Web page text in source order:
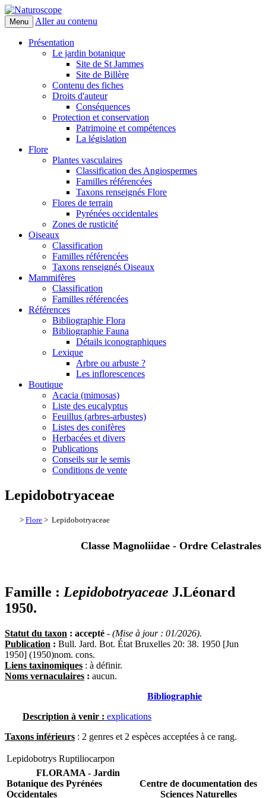
Naturoscope
Menu Aller au contenu
Présentation
Le jardin botanique
Site de St Jammes
Site de Billère
Contenu des fiches
Droits d'auteur
Conséquences
Protection et conservation
Patrimoine et compétences
La législation
Flore
Plantes vasculaires
Classification des Angiospermes
Familles référencées
Taxons renseignés Flore
Flores de terrain
Pyrénées occidentales
Zones de rusticité
Oiseaux
Classification
Familles référencées
Taxons renseignés Oiseaux
Mammifères
Classification
Familles référencées
Références
Bibliographie Flora
Bibliographie Fauna
Détails iconographiques
Lexique
Arbre ou arbuste ?
Les inflorescences
Boutique
Acacia (mimosas)
Liste des eucalyptus
Feuillus (arbres-arbustes)
Listes des conifères
Herbacées et divers
Publications
Conseils sur le semis
Conditions de vente
Lepidobotryaceae
> Flore > Lepidobotryaceae
Classe Magnoliidae - Ordre Celastrales
Famille : Lepidobotryaceae J.Léonard
1950.
Statut du taxon : accepté - (Mise à jour : 01/2026).
Publication : Bull. Jard. Bot. État Bruxelles 20: 38. 1950 [Jun
1950] (1950)nom. cons.
Liens taxinomiques : à définir.
Noms vernaculaires : aucun.
Bibliographie
Description à venir : explications
Taxons inférieurs : 2 genres et 2 espèces acceptées à ce rang.
Lepidobotrys Ruptiliocarpon
FLORAMA - Jardin
Botanique des Pyrénées
Occidentales
Centre de documentation des
Sciences Naturelles